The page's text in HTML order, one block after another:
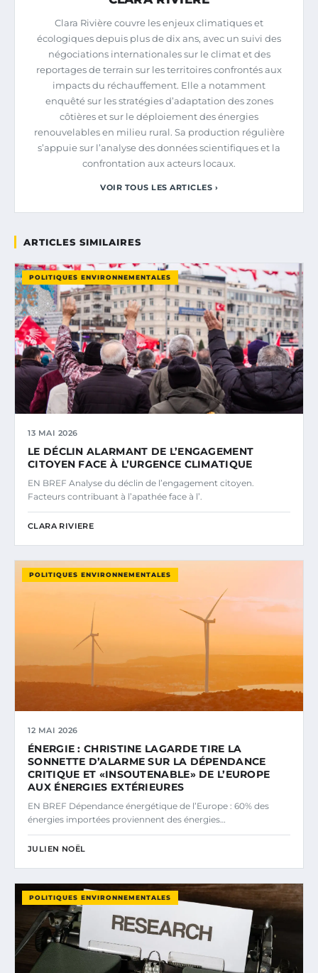
Clara Rivière couvre les enjeux climatiques et
écologiques depuis plus de dix ans, avec un suivi des
négociations internationales sur le climat et des
reportages de terrain sur les territoires confrontés aux
impacts du réchauffement. Elle a notamment
enquêté sur les stratégies d’adaptation des zones
côtières et sur le déploiement des énergies
renouvelables en milieu rural. Sa production régulière
s’appuie sur l’analyse des données scientifiques et la
confrontation aux acteurs locaux.
VOIR TOUS LES ARTICLES ›
ARTICLES SIMILAIRES
POLITIQUES ENVIRONNEMENTALES
13 MAI 2026
LE DÉCLIN ALARMANT DE L’ENGAGEMENT
CITOYEN FACE À L’URGENCE CLIMATIQUE
EN BREF Analyse du déclin de l’engagement citoyen.
Facteurs contribuant à l’apathée face à l’.
CLARA RIVIERE
POLITIQUES ENVIRONNEMENTALES
12 MAI 2026
ÉNERGIE : CHRISTINE LAGARDE TIRE LA
SONNETTE D’ALARME SUR LA DÉPENDANCE
CRITIQUE ET «INSOUTENABLE» DE L’EUROPE
AUX ÉNERGIES EXTÉRIEURES
EN BREF Dépendance énergétique de l’Europe : 60% des
énergies importées proviennent des énergies…
JULIEN NOËL
POLITIQUES ENVIRONNEMENTALES